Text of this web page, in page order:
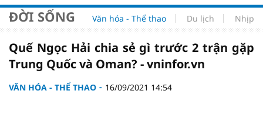
ĐỜI SỐNG Văn hóa - Thể thao Du lịch Nhịp
Quế Ngọc Hải chia sẻ gì trước 2 trận gặp
Trung Quốc và Oman? - vninfor.vn
VĂN HÓA - THỂ THAO 16/09/2021 14:54